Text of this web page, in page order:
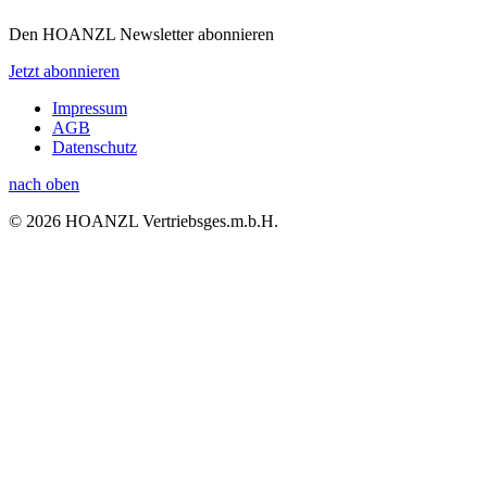
Den HOANZL Newsletter abonnieren
Jetzt abonnieren
Impressum
AGB
Datenschutz
nach oben
© 2026 HOANZL Vertriebsges.m.b.H.